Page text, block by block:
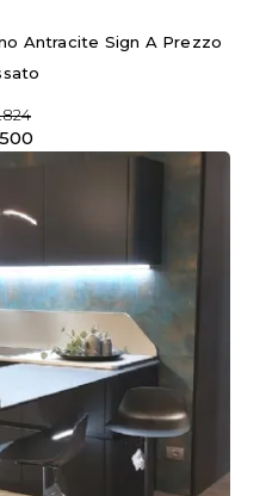
Antracite Sign A Prezzo